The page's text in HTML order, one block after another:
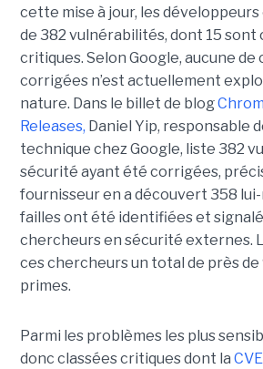
cette mise à jour, les
de 382 vulnérabilités, dont 15 sont
critiques. Selon Google, aucune de
corrigées n’est actuellement
nature. Dans le billet de blog
Releases, Daniel Yip, responsable
technique chez Google, liste 382
sécurité ayant été corrigées,
fournisseur en a découvert 358
failles ont été identifiées et
chercheurs en sécurité externes.
ces chercheurs un total de près de
primes.
Parmi les problèmes les plus
donc classées critiques dont la